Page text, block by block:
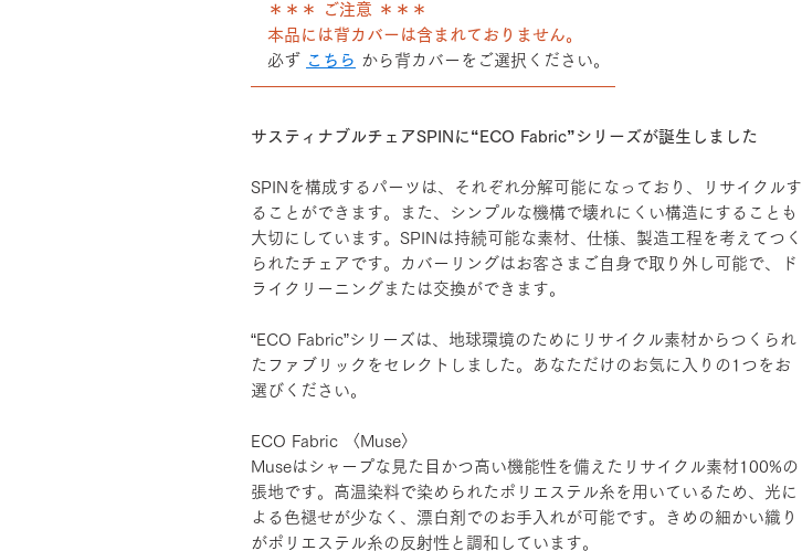
＊＊＊ ご注意 ＊＊＊
本品には背カバーは含まれておりません。
必ず こちら から背カバーをご選択ください。
――――――――――――――――――――――
サスティナブルチェアSPINに“ECO Fabric”シリーズが誕生しました
SPINを構成するパーツは、それぞれ分解可能になっており、リサイクルす
ることができます。また、シンプルな機構で壊れにくい構造にすることも
大切にしています。SPINは持続可能な素材、仕様、製造工程を考えてつく
られたチェアです。カバーリングはお客さまご自身で取り外し可能で、ド
ライクリーニングまたは交換ができます。
“ECO Fabric”シリーズは、地球環境のためにリサイクル素材からつくられ
たファブリックをセレクトしました。あなただけのお気に入りの1つをお
選びください。
ECO Fabric 〈Muse〉
Museはシャープな見た目かつ高い機能性を備えたリサイクル素材100%の
張地です。高温染料で染められたポリエステル糸を用いているため、光に
よる色褪せが少なく、漂白剤でのお手入れが可能です。きめの細かい織り
がポリエステル糸の反射性と調和しています。